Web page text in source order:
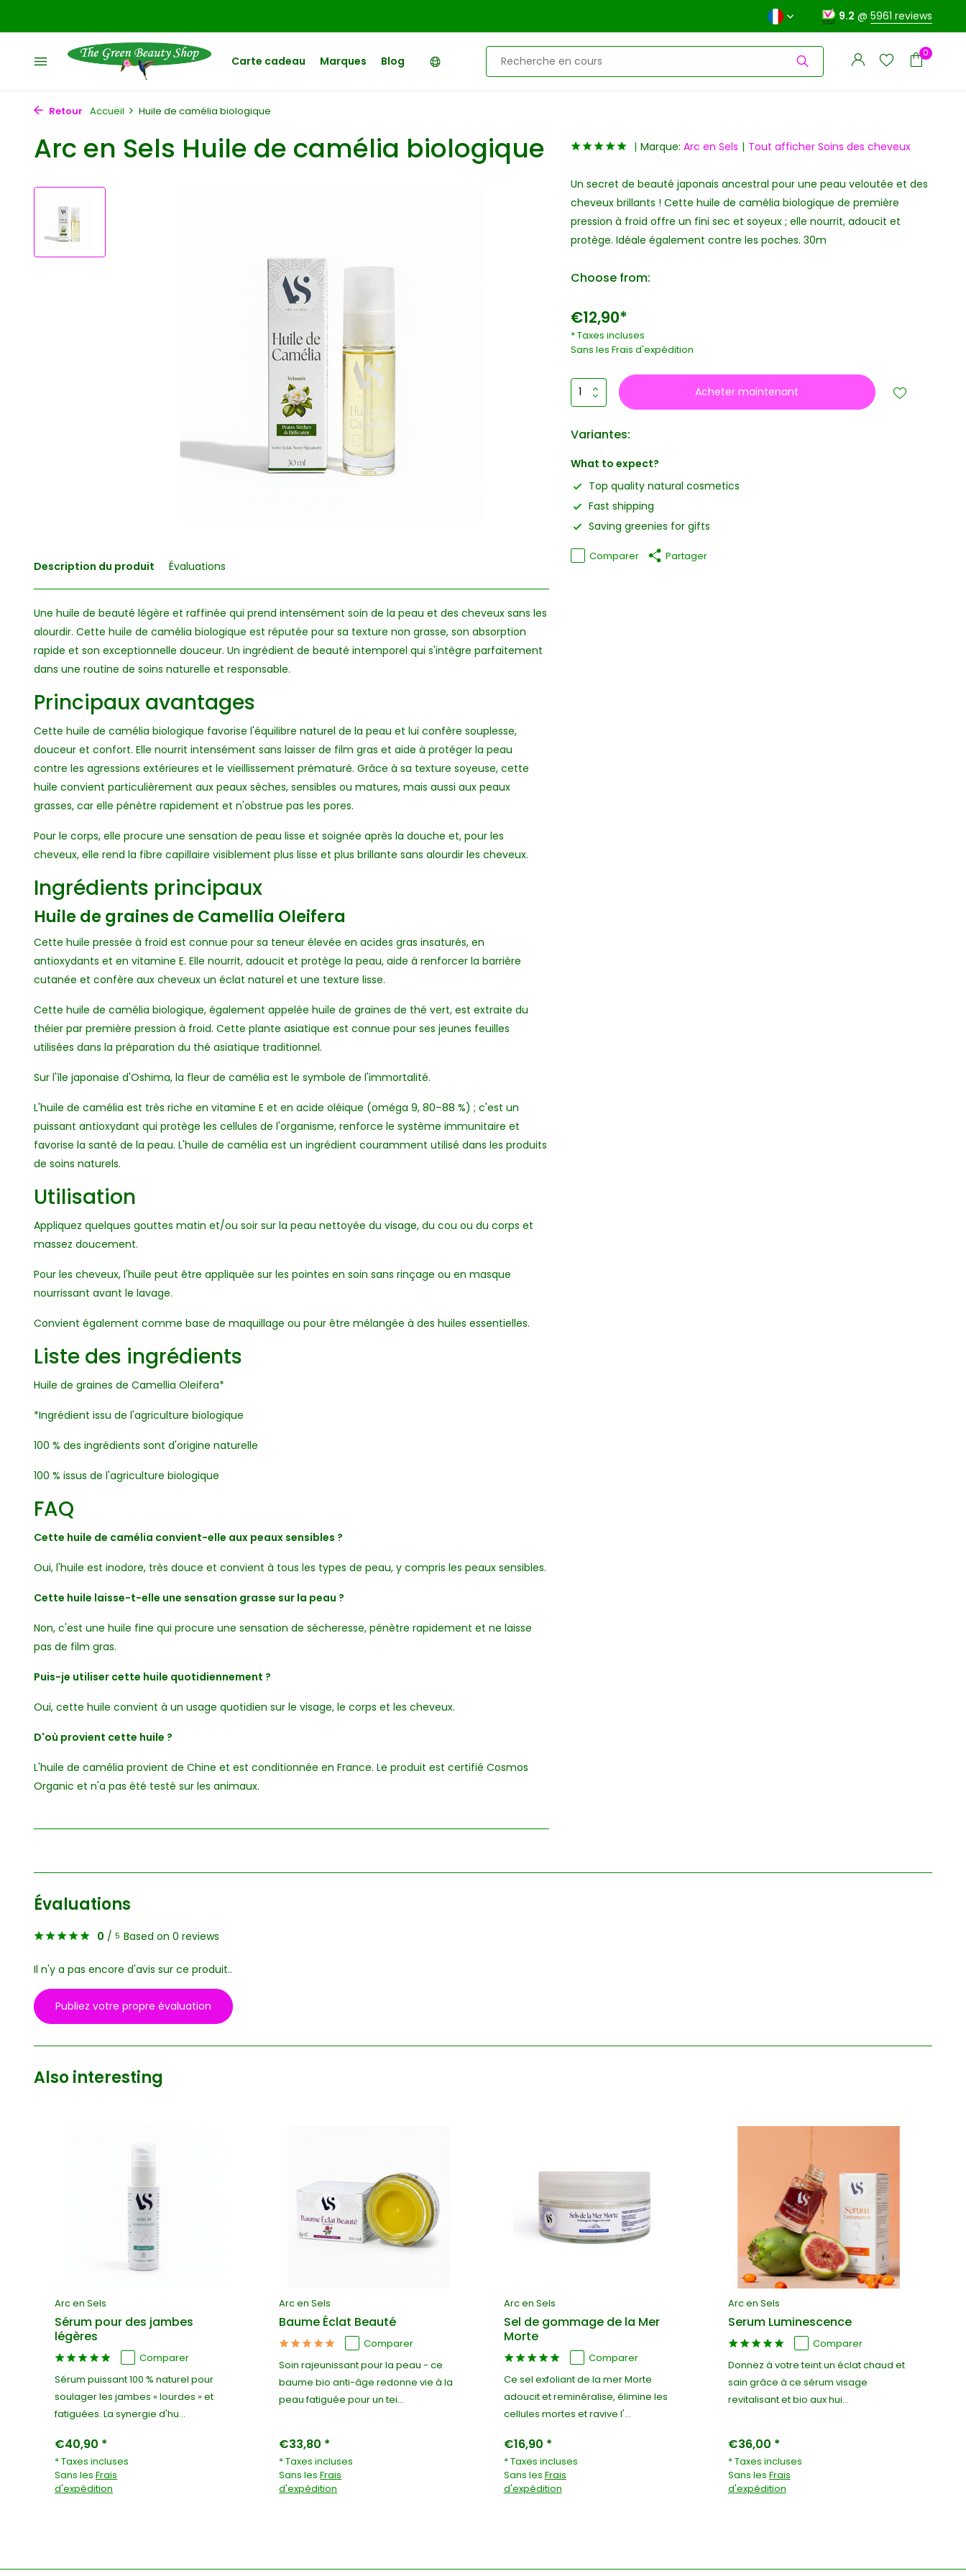
9.2 @ 5961 reviews
Carte cadeau Marques Blog
S'inscrire
S'inscrire
0
Retour Accueil Huile de camélia biologique
Arc en Sels Huile de camélia biologique
Description du produit Évaluations
Une huile de beauté légère et raffinée qui prend intensément soin de la peau et des cheveux sans les
alourdir. Cette huile de camélia biologique est réputée pour sa texture non grasse, son absorption
rapide et son exceptionnelle douceur. Un ingrédient de beauté intemporel qui s'intègre parfaitement
dans une routine de soins naturelle et responsable.
Principaux avantages
Cette huile de camélia biologique favorise l'équilibre naturel de la peau et lui confère souplesse,
douceur et confort. Elle nourrit intensément sans laisser de film gras et aide à protéger la peau
contre les agressions extérieures et le vieillissement prématuré. Grâce à sa texture soyeuse, cette
huile convient particulièrement aux peaux sèches, sensibles ou matures, mais aussi aux peaux
grasses, car elle pénètre rapidement et n'obstrue pas les pores.
Pour le corps, elle procure une sensation de peau lisse et soignée après la douche et, pour les
cheveux, elle rend la fibre capillaire visiblement plus lisse et plus brillante sans alourdir les cheveux.
Ingrédients principaux
Huile de graines de Camellia Oleifera
Cette huile pressée à froid est connue pour sa teneur élevée en acides gras insaturés, en
antioxydants et en vitamine E. Elle nourrit, adoucit et protège la peau, aide à renforcer la barrière
cutanée et confère aux cheveux un éclat naturel et une texture lisse.
Cette huile de camélia biologique, également appelée huile de graines de thé vert, est extraite du
théier par première pression à froid. Cette plante asiatique est connue pour ses jeunes feuilles
utilisées dans la préparation du thé asiatique traditionnel.
Sur l'île japonaise d'Oshima, la fleur de camélia est le symbole de l'immortalité.
L'huile de camélia est très riche en vitamine E et en acide oléique (oméga 9, 80–88 %) ; c'est un
puissant antioxydant qui protège les cellules de l'organisme, renforce le système immunitaire et
favorise la santé de la peau. L'huile de camélia est un ingrédient couramment utilisé dans les produits
de soins naturels.
Utilisation
Appliquez quelques gouttes matin et/ou soir sur la peau nettoyée du visage, du cou ou du corps et
massez doucement.
Pour les cheveux, l'huile peut être appliquée sur les pointes en soin sans rinçage ou en masque
nourrissant avant le lavage.
Convient également comme base de maquillage ou pour être mélangée à des huiles essentielles.
Liste des ingrédients
Huile de graines de Camellia Oleifera*
*Ingrédient issu de l'agriculture biologique
100 % des ingrédients sont d'origine naturelle
100 % issus de l'agriculture biologique
FAQ
Cette huile de camélia convient-elle aux peaux sensibles ?
Oui, l'huile est inodore, très douce et convient à tous les types de peau, y compris les peaux sensibles.
Cette huile laisse-t-elle une sensation grasse sur la peau ?
Non, c'est une huile fine qui procure une sensation de sécheresse, pénètre rapidement et ne laisse
pas de film gras.
Puis-je utiliser cette huile quotidiennement ?
Oui, cette huile convient à un usage quotidien sur le visage, le corps et les cheveux.
D'où provient cette huile ?
L'huile de camélia provient de Chine et est conditionnée en France. Le produit est certifié Cosmos
Organic et n'a pas été testé sur les animaux.
Marque: Arc en Sels Tout afficher Soins des cheveux
Un secret de beauté japonais ancestral pour une peau veloutée et des
cheveux brillants ! Cette huile de camélia biologique de première
pression à froid offre un fini sec et soyeux ; elle nourrit, adoucit et
protège. Idéale également contre les poches. 30m
Choose from:
€12,90*
* Taxes incluses
Sans les Frais d'expédition
Acheter maintenant
Variantes:
What to expect?
Top quality natural cosmetics
Fast shipping
Saving greenies for gifts
Comparer Partager
Évaluations
0 / 5 Based on 0 reviews
Il n'y a pas encore d'avis sur ce produit..
Publiez votre propre évaluation
Also interesting
Arc en Sels
Sérum pour des jambes
légères
Comparer
Sérum puissant 100 % naturel pour
soulager les jambes « lourdes » et
fatiguées. La synergie d'hu...
€40,90 *
* Taxes incluses
Sans les Frais
d'expédition
Arc en Sels
Baume Éclat Beauté
Comparer
Soin rajeunissant pour la peau - ce
baume bio anti-âge redonne vie à la
peau fatiguée pour un tei...
€33,80 *
* Taxes incluses
Sans lesFrais
d'expédition
Arc en Sels
Sel de gommage de la Mer
Morte
Comparer
Ce sel exfoliant de la mer Morte
adoucit et reminéralise, élimine les
cellules mortes et ravive l'...
€16,90 *
* Taxes incluses
Sans les Frais
d'expédition
Arc en Sels
Serum Luminescence
Comparer
Donnez à votre teint un éclat chaud et
sain grâce à ce sérum visage
revitalisant et bio aux hui...
€36,00 *
* Taxes incluses
Sans les Frais
d'expédition